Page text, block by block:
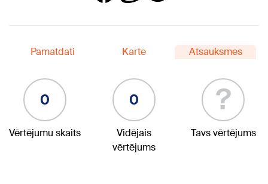
Pamatdati Karte Atsauksmes
0
Vērtējumu skaits
0
Vidējais
vērtējums
?
Tavs vērtējums